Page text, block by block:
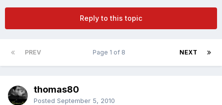
Reply to this topic
PREV NEXT
Page 1 of 8
thomas80
Posted September 5, 2010